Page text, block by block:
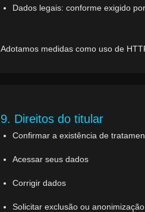
Dados legais: conforme exigido
Adotamos medidas como uso de
9. Direitos do titular
Confirmar a existência de
Acessar seus dados
Corrigir dados
Solicitar exclusão ou anonimização